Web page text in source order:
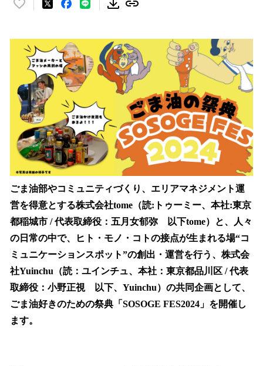
い
！
数
を
読
み
込
み
中
で
す
ごま油部やコミュニティづくり、エリアマネジメント運
営を得意とする株式会社tome（読:トゥーミー、本社:東京
都稲城市 / 代表取締役：五月女郁弥 以下tome）と、人々
の日常の中で、ヒト・モノ・コトの接点が生まれる場“コ
ミュニケーションスポット”の創出・運営を行う、株式会
社Yuinchu（読：ユインチュ、本社：東京都品川区 / 代表
取締役：小野正視 以下、Yuinchu）の共同企画として、
ごま油好きのための祭典「SOSOGE FES2024」を開催し
ます。